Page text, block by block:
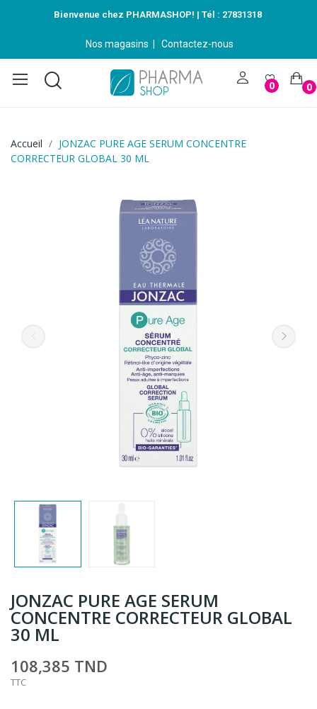
Bienvenue chez PHARMASHOP! | Tél : 27831318
Nos magasins Contactez-nous
0 0
Accueil
JONZAC PURE AGE SERUM CONCENTRE
CORRECTEUR GLOBAL 30 ML
JONZAC PURE AGE SERUM
CONCENTRE CORRECTEUR GLOBAL
30 ML
108,385 TND
TTC